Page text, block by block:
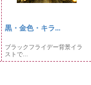
黒・金色・キラ...
ブラックフライデー背景イラ
ストで...